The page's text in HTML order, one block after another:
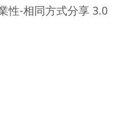
性-相同方式分享 3.0